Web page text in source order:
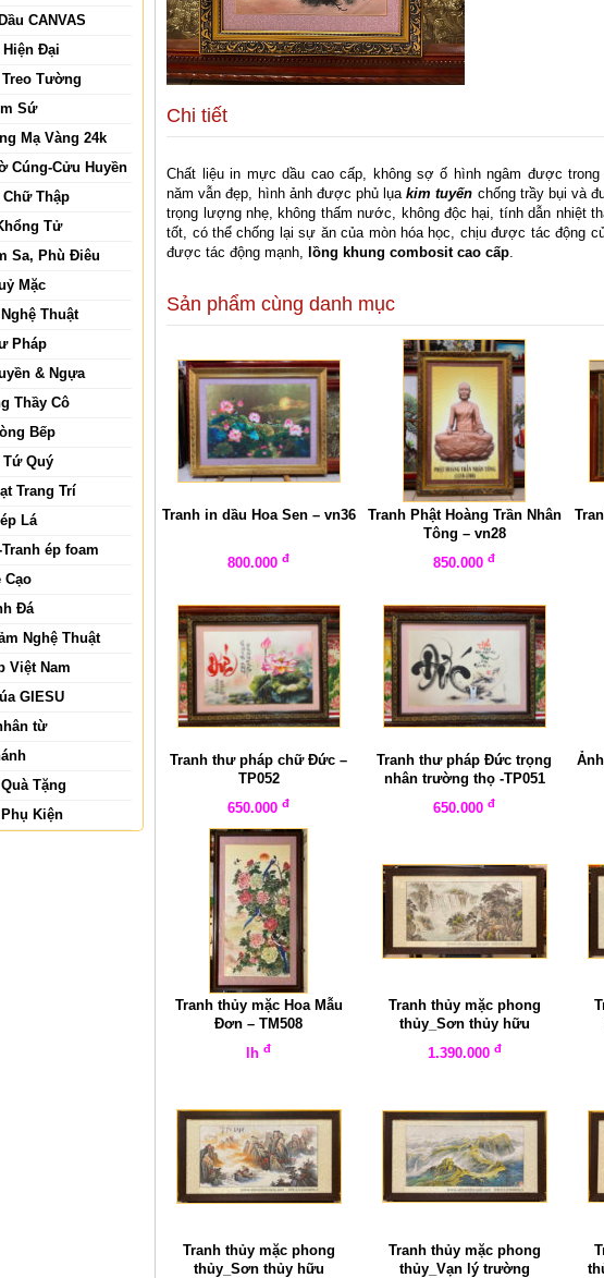
CANVAS
Hiện Đại
Tường
Sứ
Mạ Vàng 24k
Cúng-Cửu Huyền
Chữ Thập
Tử
Sa, Phù Điêu
Mặc
Thuật
Pháp
& Ngựa
Thầy Cô
Bếp
Tứ Quý
Trang Trí
Lá
ép foam
Cạo
Đá
Nghệ Thuật
Việt Nam
GIESU
từ
Tặng
Kiện
Chi tiết
Chất liệu in mực dầu cao cấp, không sợ ố hình ngâm được
năm vẫn đẹp, hình ảnh được phủ lụakim tuyến chống trầy bụi và
trọng lượng nhẹ, không thấm nước, không độc hại, tính dẫn nhiệt
tốt, có thể chống lại sự ăn của mòn hóa học, chịu được tác động
được tác động mạnh, lồng khung combosit cao cấp.
Sản phẩm cùng danh mục
Tranh in dầu Hoa Sen – vn36
800.000đ
Tranh Phật Hoàng Trần Nhân
Tông – vn28
850.000đ
Tranh thư pháp chữ Đức –
TP052
650.000đ
Tranh thư pháp Đức trọng
nhân trường thọ -TP051
650.000đ
Tranh thủy mặc Hoa Mẫu
Đơn – TM508
lhđ
Tranh thủy mặc phong
thủy_Sơn thủy hữu
tình_TM507
1.390.000 đ
Tranh thủy mặc phong
thủy_Sơn thủy hữu
Tranh thủy mặc phong
thủy_Vạn lý trường